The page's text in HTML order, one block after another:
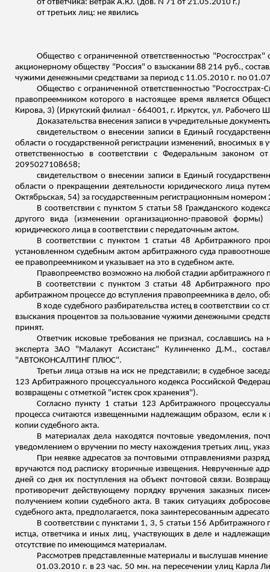
от ответчика: Ветрак А.Ю. (дов. N 71 от 21.05.2010 г.)
от третьих лиц: не явились
Общество с ограниченной ответственностью
акционерному обществу "Россия" о взыскании 88 214 руб.,
чужими денежными средствами за период с 11.05.2010 г. по
Общество с ограниченной ответственностью
правопреемником которого в настоящее время является
Кирова, 3) (Иркутский филиал - 664001, г. Иркутск, ул. Рабочего
Доказательства внесения записи в учредительные
свидетельством о внесении записи в Единый
области о государственной регистрации изменений, вносимых
ответственностью в соответствии с Федеральным
2095027108658;
свидетельством о внесении записи в Единый
области о прекращении деятельности юридического лица
Октябрьская, 54) за государственным регистрационным
В соответствии с пунктом 5 статьи 58 Гражданского
другого вида (изменении организационно-правовой
юридического лица в соответствии с передаточным актом.
В соответствии с пунктом 1 статьи 48 Арбитражного
установленном судебным актом арбитражного суда
ее правопреемником и указывает на это в судебном акте.
Правопреемство возможно на любой стадии арбитражного
В соответствии с пунктом 3 статьи 48 Арбитражного
арбитражном процессе до вступления правопреемника в дело,
В ходе судебного разбирательства истец в соответствии
взыскания процентов за пользование чужими денежными
принят.
Ответчик исковые требования не признал, сославшись
эксперта ЗАО "Малакут Ассистанс" Кулинченко Д.М.,
"АВТОКОНСАЛТИНГ ПЛЮС".
Третьи лица отзыв на иск не представили; в судебное
123 Арбитражного процессуального кодекса Российской
возвращены с отметкой "истек срок хранения").
Согласно пункту 1 статьи 123 Арбитражного
процесса считаются извещенными надлежащим образом, если к
копии судебного акта.
В материалах дела находятся почтовые уведомления,
уведомлением о вручении по месту нахождения третьих лиц,
При неявке адресатов за почтовыми отправлениями
вручаются под расписку вторичные извещения. Неврученные
дней со дня их поступления на объект почтовой связи.
противоречит действующему порядку вручения заказных
получением копии судебного акта. В таких ситуациях
судебного акта, предполагается, пока заинтересованным
В соответствии с пунктами 1, 3, 5 статьи 156
истца, ответчика и иных лиц, участвующих в деле и
отсутствие по имеющимся материалам.
Рассмотрев представленные материалы и выслушав мнение
01.03.2010 г. в 23 час. 50 мн. на пересечении улиц Карла